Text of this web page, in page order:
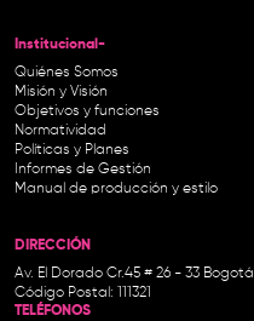
Institucional-
Quiénes Somos
Misión y Visión
Objetivos y funciones
Normatividad
Políticas y Planes
Informes de Gestión
Manual de producción y estilo
DIRECCIÓN
Av. El Dorado Cr.45 # 26 - 33
Código Postal: 111321
TELÉFONOS